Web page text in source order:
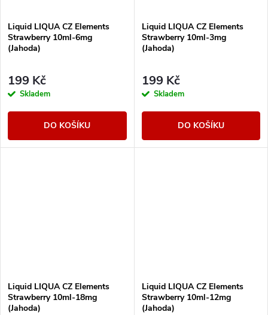
Liquid LIQUA CZ Elements
Strawberry 10ml-6mg
(Jahoda)
199 Kč
Skladem
DO KOŠÍKU
Liquid LIQUA CZ Elements
Strawberry 10ml-3mg
(Jahoda)
199 Kč
Skladem
DO KOŠÍKU
Liquid LIQUA CZ Elements
Strawberry 10ml-18mg
(Jahoda)
Liquid LIQUA CZ Elements
Strawberry 10ml-12mg
(Jahoda)